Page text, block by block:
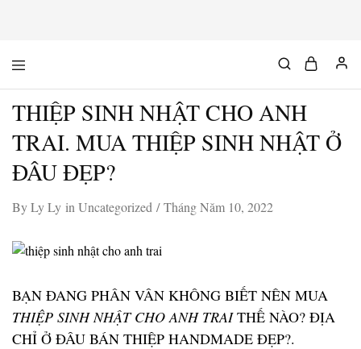
độc
&
chất
THIỆP SINH NHẬT CHO ANH
TRAI. MUA THIỆP SINH NHẬT Ở
ĐÂU ĐẸP?
ByLy Ly in Uncategorized Tháng Năm 10, 2022
BẠN ĐANG PHÂN VÂN KHÔNG BIẾT NÊN MUA
THIỆP SINH NHẬT CHO ANH TRAITHẾ NÀO? ĐỊA
CHỈ Ở ĐÂU BÁN THIỆP HANDMADE ĐẸP?.